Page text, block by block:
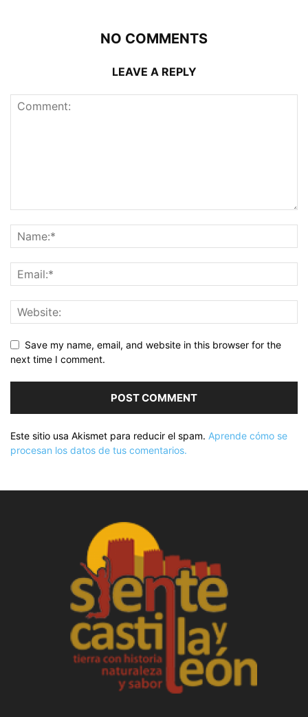
NO COMMENTS
LEAVE A REPLY
Save my name, email, and website in this browser for the
next time I comment.
Este sitio usa Akismet para reducir el spam. Aprende cómo se
procesan los datos de tus comentarios.